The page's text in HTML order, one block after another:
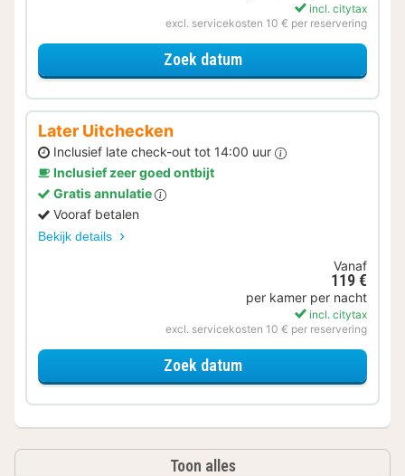
incl. citytax
excl. servicekosten 10 € per reservering
Zoek datumvoor Upgrade Special
Later Uitchecken
Inclusief late check-out tot 14:00 uur
Inclusief zeer goed ontbijt
Gratis annulatie
Vooraf betalen
Bekijk details
Vanaf
119 €
per kamer per nacht
incl. citytax
excl. servicekosten 10 € per reservering
Zoek datumvoor Later Uitchecken
Toon alles